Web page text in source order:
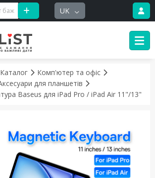
UK
Каталог
Комп'ютер та офіс
для планшетів
Baseus для iPad Pro / iPad Air 11"/13"